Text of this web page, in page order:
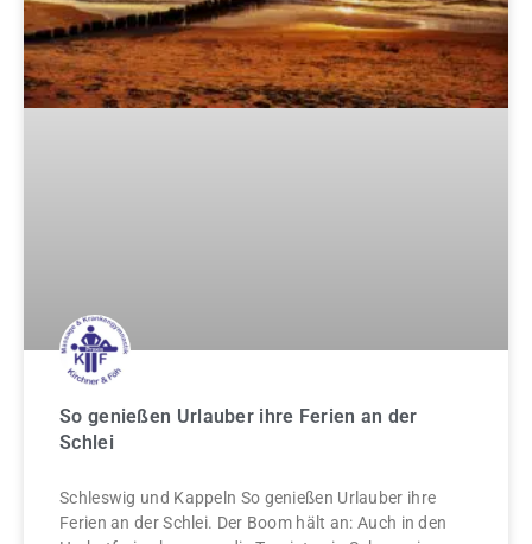
So genießen Urlauber ihre Ferien an der
Schlei
Schleswig und Kappeln So genießen Urlauber ihre
Ferien an der Schlei. Der Boom hält an: Auch in den